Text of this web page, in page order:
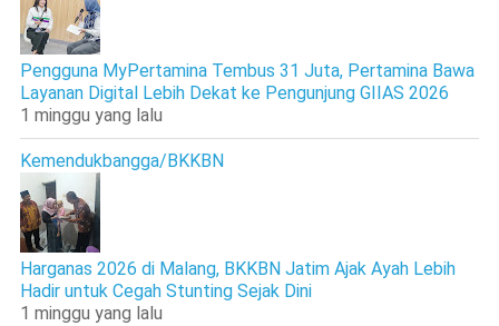
Pengguna MyPertamina Tembus 31 Juta, Pertamina Bawa
Layanan Digital Lebih Dekat ke Pengunjung GIIAS 2026
1 minggu yang lalu
Kemendukbangga/BKKBN
Harganas 2026 di Malang, BKKBN Jatim Ajak Ayah Lebih
Hadir untuk Cegah Stunting Sejak Dini
1 minggu yang lalu